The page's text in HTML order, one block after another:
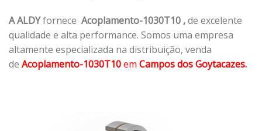
A ALDYfornece Acoplamento-1030T10 ,de excelente
qualidade e alta performance. Somos uma empresa
altamente especializada na distribuição, venda
de Acoplamento-1030T10em Campos dos Goytacazes.